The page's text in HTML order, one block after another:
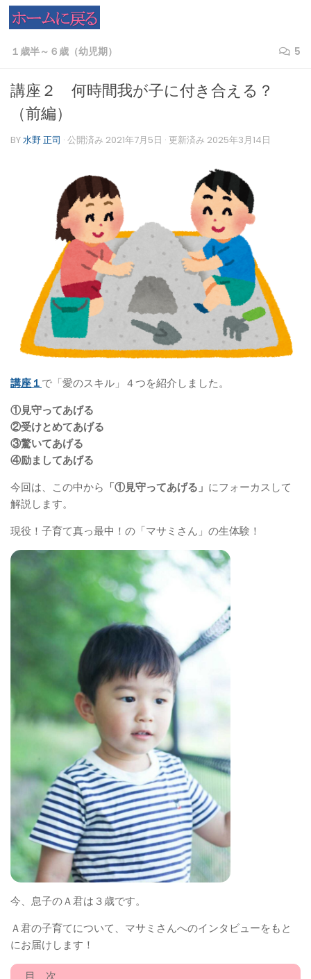
コンテンツへスキップ
１歳半～６歳（幼児期） 5
講座２ 何時間我が子に付き合える？
（前編）
BY水野 正司 · 公開済み 2021年7月5日 · 更新済み 2025年3月14日
講座１で「愛のスキル」４つを紹介しました。
①見守ってあげる
②受けとめてあげる
③驚いてあげる
④励ましてあげる
今回は、この中から 「①見守ってあげる」 にフォーカスして
解説します。
現役！子育て真っ最中！の「マサミさん」の生体験！
今、息子のＡ君は３歳です。
Ａ君の子育てについて、マサミさんへのインタビューをもと
にお届けします！
目 次